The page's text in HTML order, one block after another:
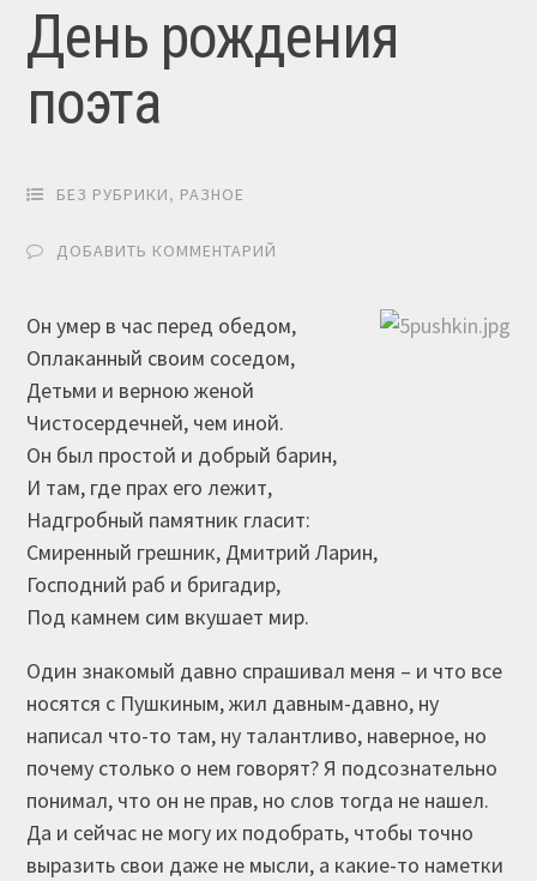
День рождения
поэта
БЕЗ РУБРИКИ, РАЗНОЕ
ДОБАВИТЬ КОММЕНТАРИЙ
Он умер в час перед обедом,
Оплаканный своим соседом,
Детьми и верною женой
Чистосердечней, чем иной.
Он был простой и добрый барин,
И там, где прах его лежит,
Надгробный памятник гласит:
Смиренный грешник, Дмитрий Ларин,
Господний раб и бригадир,
Под камнем сим вкушает мир.
Один знакомый давно спрашивал меня – и что все
носятся с Пушкиным, жил давным-давно, ну
написал что-то там, ну талантливо, наверное, но
почему столько о нем говорят? Я подсознательно
понимал, что он не прав, но слов тогда не нашел.
Да и сейчас не могу их подобрать, чтобы точно
выразить свои даже не мысли, а какие-то наметки